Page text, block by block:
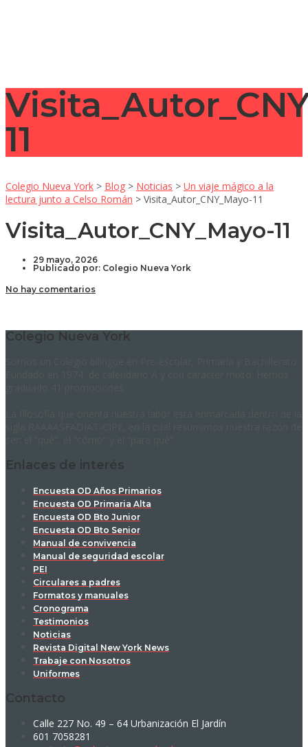
11
Colegio Nueva York > Blog > Noticias > Un viaje mágico a la
lectura junto a Celso Román > Visita_Autor_CNY_Mayo-11
Visita_Autor_CNY_Mayo-11
29 mayo, 2026
Publicado por: Colegio Nueva York
No hay comentarios
Colegio Nueva York
Enlaces de interés
Encuesta OD Años Primarios
Encuesta OD Primaria Alta
Encuesta OD Bto Junior
Encuesta OD Bto Senior
Manual de convivencia
Manual de seguridad escolar
PEI
Circulares a padres
Formatos y manuales
Cronograma
Testimonios
Noticias
Revista Digital New York News
Trabaje con Nosotros
Uniformes
Contacto
Calle 227 No. 49 – 64 Urbanización El Jardín
601 7058281